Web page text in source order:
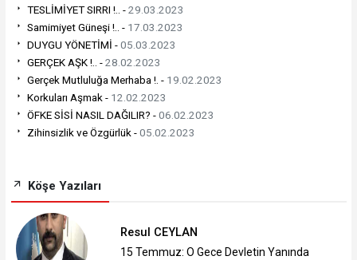
TESLİMİYET SIRRI !.. -29.03.2023
Samimiyet Güneşi !.. - 17.03.2023
DUYGU YÖNETİMİ -05.03.2023
GERÇEK AŞK !.. -28.02.2023
Gerçek Mutluluğa Merhaba !. - 19.02.2023
Korkuları Aşmak - 12.02.2023
ÖFKE SİSİ NASIL DAĞILIR? -06.02.2023
Zihinsizlik ve Özgürlük -05.02.2023
Köşe Yazıları
Resul CEYLAN
15 Temmuz: O Gece Devletin Yanında